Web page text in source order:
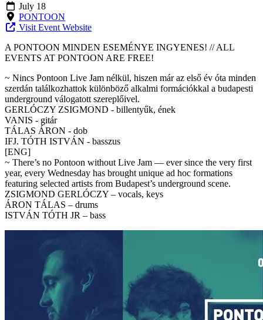
July 18
PONTOON
Visit Event Website
A PONTOON MINDEN ESEMÉNYE INGYENES! // ALL
EVENTS AT PONTOON ARE FREE!
~ Nincs Pontoon Live Jam nélkül, hiszen már az első év óta minden
szerdán találkozhattok különböző alkalmi formációkkal a budapesti
underground válogatott szereplőivel.
GERLÓCZY ZSIGMOND - billentyűk, ének
VANIS - gitár
TÁLAS ÁRON - dob
IFJ. TÓTH ISTVÁN - basszus
[ENG]
~ There’s no Pontoon without Live Jam — ever since the very first
year, every Wednesday has brought unique ad hoc formations
featuring selected artists from Budapest’s underground scene.
ZSIGMOND GERLÓCZY – vocals, keys
ÁRON TÁLAS – drums
ISTVÁN TÓTH JR – bass